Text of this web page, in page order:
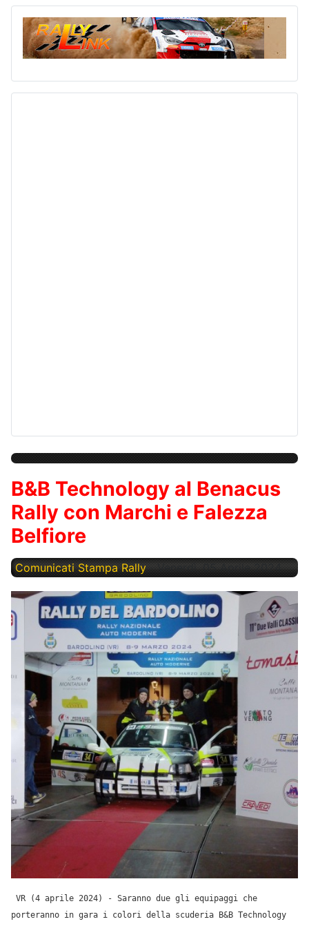
B&B Technology al Benacus
Rally con Marchi e Falezza
Belfiore
Comunicati Stampa Rally Venerdì, 05 Aprile 2024
VR (4 aprile 2024) - Saranno due gli equipaggi che
porteranno in gara i colori della scuderia B&B Technology